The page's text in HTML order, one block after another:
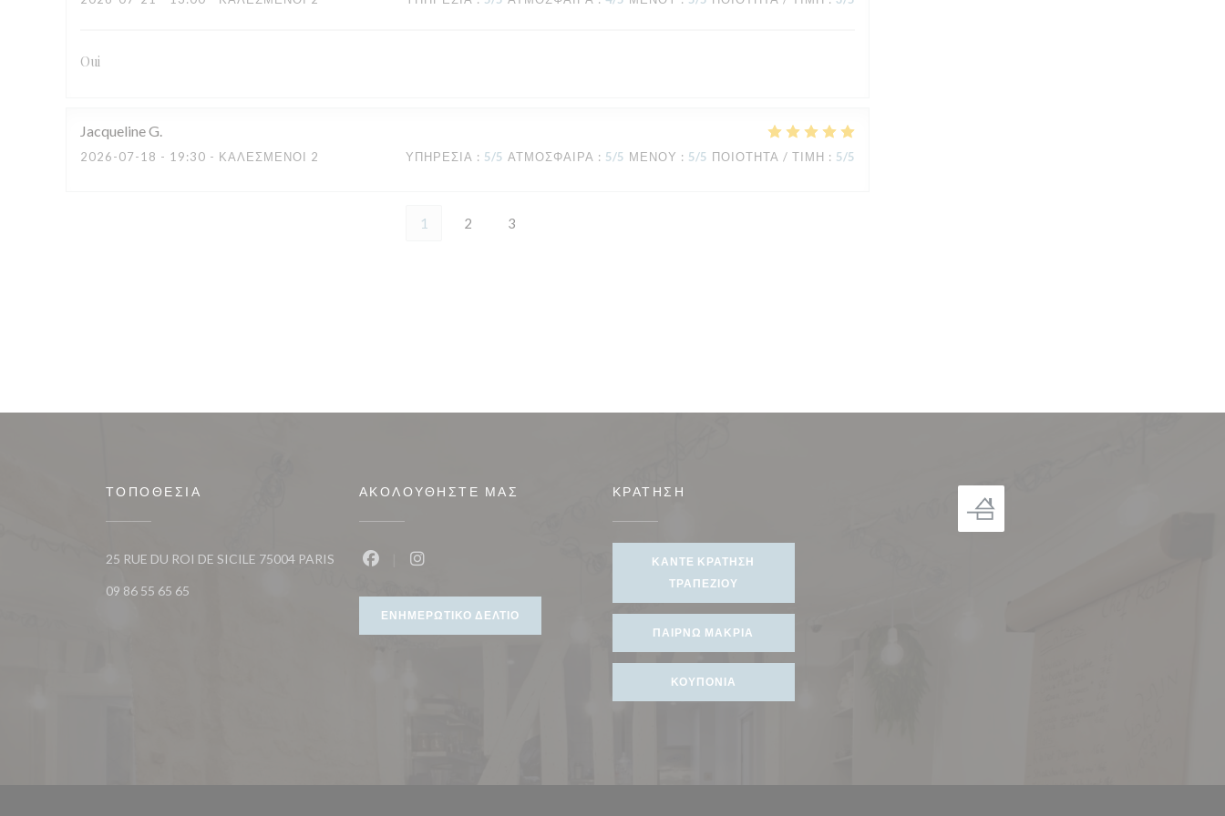
Oui
JacquelineG
2026-07-18 - 19:30 - ΚΑΛΕΣΜΈΝΟΙ 2 ΥΠΗΡΕΣΊΑ : 5/5 ΑΤΜΌΣΦΑΙΡΑ : 5/5 ΜΕΝΟΎ : 5/5 ΠΟΙΌΤΗΤΑ / ΤΙΜΉ : 5/5
1 2 3
ΤΟΠΟΘΕΣΊΑ
25 RUE DU ROI DE SICILE 75004 PARIS((ανοίγει σε νέο παράθυρο))
09 86 55 65 65
ΑΚΟΛΟΥΘΉΣΤΕ ΜΑΣ
Instagram ((ανοίγει σε νέο παράθυρο))
ΕΝΗΜΕΡΩΤΙΚΌ ΔΕΛΤΊΟ
ΚΡΆΤΗΣΗ
ΚΆΝΤΕ ΚΡΆΤΗΣΗ
ΤΡΑΠΕΖΙΟΎ
ΠΑΊΡΝΩ ΜΑΚΡΙΆ
ΚΟΥΠΌΝΙΑ